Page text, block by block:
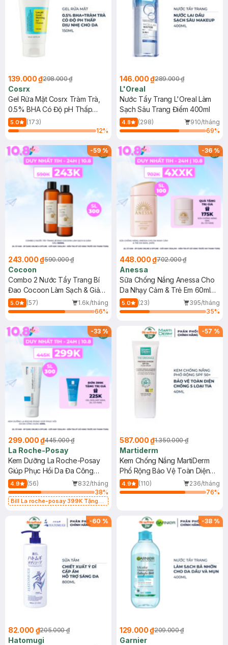
139.000 ₫298.000 ₫
Cosrx
Gel Rửa Mặt Cosrx Tràm Trà,
0.5% BHA Có Độ pH Thấp
150ml
5.0
(173)
12%
146.000 ₫289.000 ₫
L'Oreal
Nước Tẩy Trang L'Oreal Làm
Sạch Sâu Trang Điểm 400ml
4.8 (298)
910/tháng
69%
-59%
243.000 ₫590.000 ₫
Cocoon
Combo 2 Nước Tẩy Trang Bí
Đao Cocoon Làm Sạch & Giảm
Dầu 500ml
5.0 (57)
1.6k/tháng
66%
-36%
448.000 ₫702.000 ₫
Anessa
Sữa Chống Nắng Anessa Cho
Da Nhạy Cảm & Trẻ Em 60ml
(Mới)
5.0 (23)
395/tháng
35%
-33%
299.000 ₫445.000 ₫
La Roche-Posay
Kem Dưỡng La Roche-Posay
Giúp Phục Hồi Da Đa Công
Dụng 40ml
4.9 (56)
832/tháng
38%
Bill La roche-posay 399K Tặng
(SL có hạn)
-57 %
587.000 ₫1.350.000 ₫
Martiderm
Kem Chống Nắng MartiDerm
Phổ Rộng Bảo Vệ Toàn Diện
40ml
4.9 (110)
236/tháng
76%
-60 %
82.000 ₫205.000 ₫
Hatomugi
-38 %
129.000 ₫209.000 ₫
Garnier